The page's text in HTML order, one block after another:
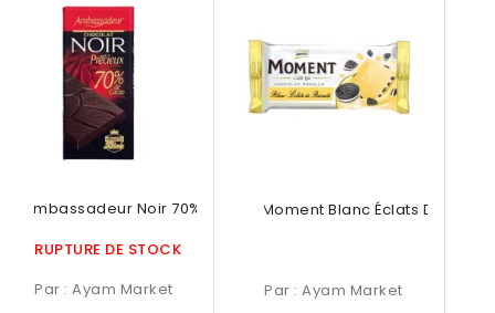
Ambassadeur Noir 70% De Cacao
RUPTURE DE STOCK
Par : Ayam Market
Chocolat Moment Blanc Éclats De
Par : Ayam Market